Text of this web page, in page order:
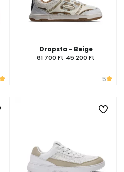
Dropsta - Beige
61 700 Ft 45 200 Ft
5